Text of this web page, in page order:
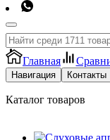
Главная
Навигация Контакты
Каталог товаров